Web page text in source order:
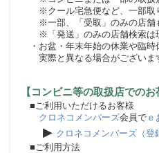
※クール宅急便など、一部取り
※一部、「受取」のみの店舗も
※「発送」のみの店舗検索は現
・お盆・年末年始の休業や臨時
実際と異なる場合がございま
【コンビニ等の取扱店での
■ご利用いただけるお客様
クロネコメンバーズ会員で ｅ
▶ クロネコメンバーズ（登
■ご利用方法